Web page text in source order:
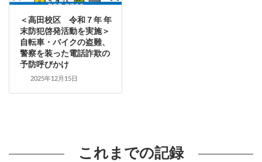
＜高田校区 令和７年 年
末防犯啓発活動を実施＞
自転車・バイクの盗難、
警察を装った電話詐欺の
予防呼びかけ
2025年12月15日
これまでの記録